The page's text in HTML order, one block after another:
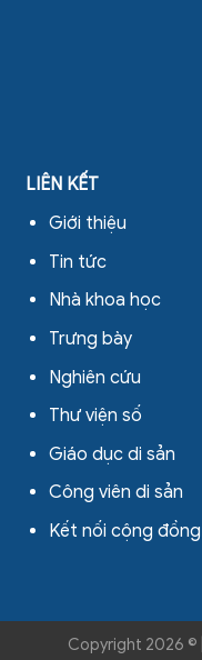
LIÊN KẾT
Giới thiệu
Tin tức
Nhà khoa học
Trưng bày
Nghiên cứu
Thư viện số
Giáo dục di sản
Công viên di sản
Kết nối cộng đồng
Copyright 2026 ©